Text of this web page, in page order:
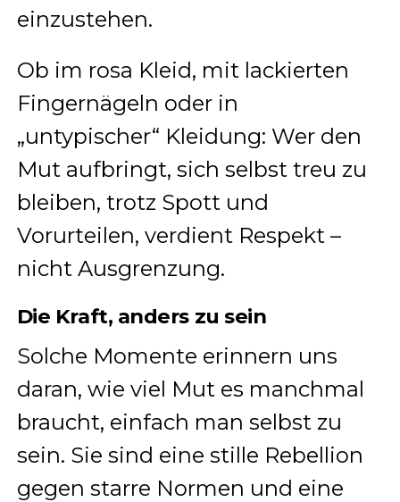
einzustehen.
Ob im rosa Kleid, mit lackierten
Fingernägeln oder in
„untypischer“ Kleidung: Wer den
Mut aufbringt, sich selbst treu zu
bleiben, trotz Spott und
Vorurteilen, verdient Respekt –
nicht Ausgrenzung.
Die Kraft, anders zu sein
Solche Momente erinnern uns
daran, wie viel Mut es manchmal
braucht, einfach man selbst zu
sein. Sie sind eine stille Rebellion
gegen starre Normen und eine